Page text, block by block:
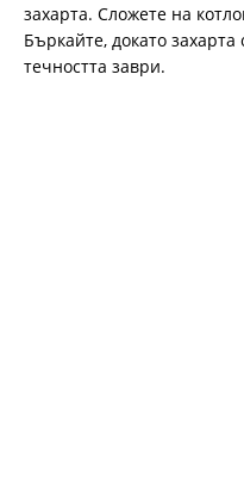
захарта. Сложете на
Бъркайте, докато
течността заври.